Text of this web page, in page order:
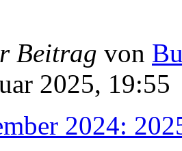
Beitrag von
2025, 19:55
2024: